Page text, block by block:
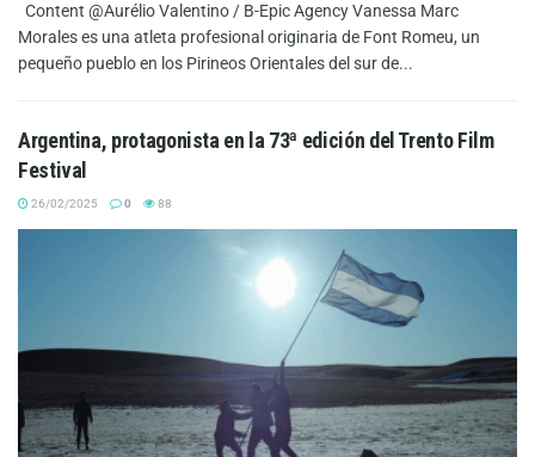
Content @Aurélio Valentino / B-Epic Agency Vanessa Marc
Morales es una atleta profesional originaria de Font Romeu, un
pequeño pueblo en los Pirineos Orientales del sur de...
Argentina, protagonista en la 73ª edición del Trento Film
Festival
26/02/2025 0 88